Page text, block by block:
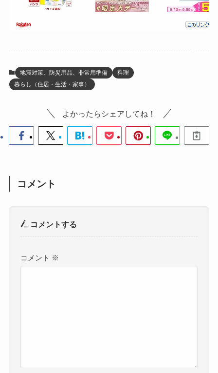
地震対策、防災用品、非常用準備
料理
暮らし（住居・生活・家事）
よかったらシェアしてね！
コメント
コメントする
コメント ※